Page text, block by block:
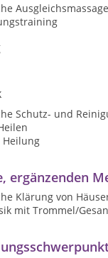
Ausgleichsmassage
Schutz- und
ergänzenden
Klärung von
mit Trommel/